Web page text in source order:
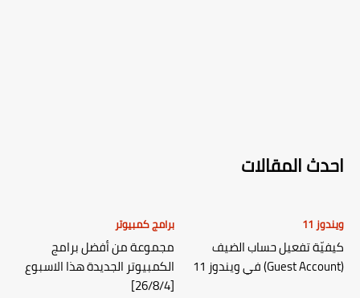
احدث المقالات
ويندوز 11
كيفيّة تفعيل حساب الضيف
(Guest Account) في ويندوز 11
برامج كمبيوتر
مجموعة من أفضل برامج
الكمبيوتر الجديدة هذا الاسبوع
[26/8/4]